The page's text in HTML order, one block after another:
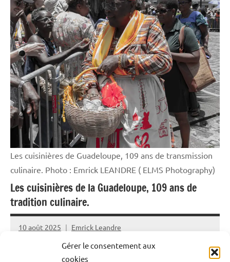
Gérer le consentement aux
cookies
Les cuisinières de Guadeloupe, 109 ans de transmission
culinaire. Photo : Emrick LEANDRE ( ELMS Photography)
Les cuisinières de la Guadeloupe, 109 ans de
tradition culinaire.
10 août 2025 Emrick Leandre
Comme chaque année, les cuisinières de la Guadeloupe